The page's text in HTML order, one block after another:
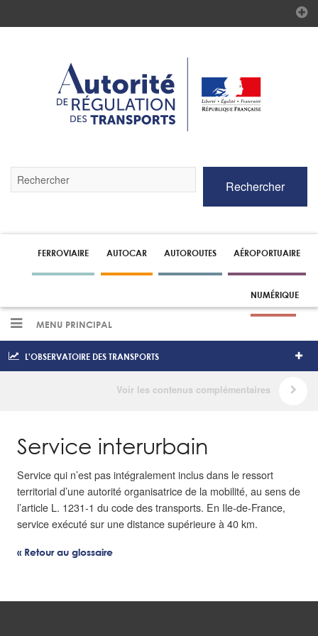
par
pour
recherche
Rechercher
FERROVIAIRE AUTOCAR AUTOROUTES AÉROPORTUAIRE
NUMÉRIQUE
MENU PRINCIPAL
L'OBSERVATOIRE DES TRANSPORTS
Service interurbain
Service qui n’est pas intégralement inclus dans le ressort
territorial d’une autorité organisatrice de la mobilité, au sens de
l’article L. 1231-1 du code des transports. En Ile-de-France,
service exécuté sur une distance supérieure à 40 km.
« Retour au glossaire